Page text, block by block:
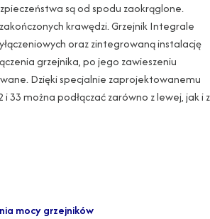
są od spodu zaokrąglone.
krawędzi. Grzejnik Integrale
oraz zintegrowaną instalację
grzejnika, po jego zawieszeniu
Dzięki specjalnie zaprojektowanemu
33 można podłączać zarówno z lewej, jak i z
mocy grzejników